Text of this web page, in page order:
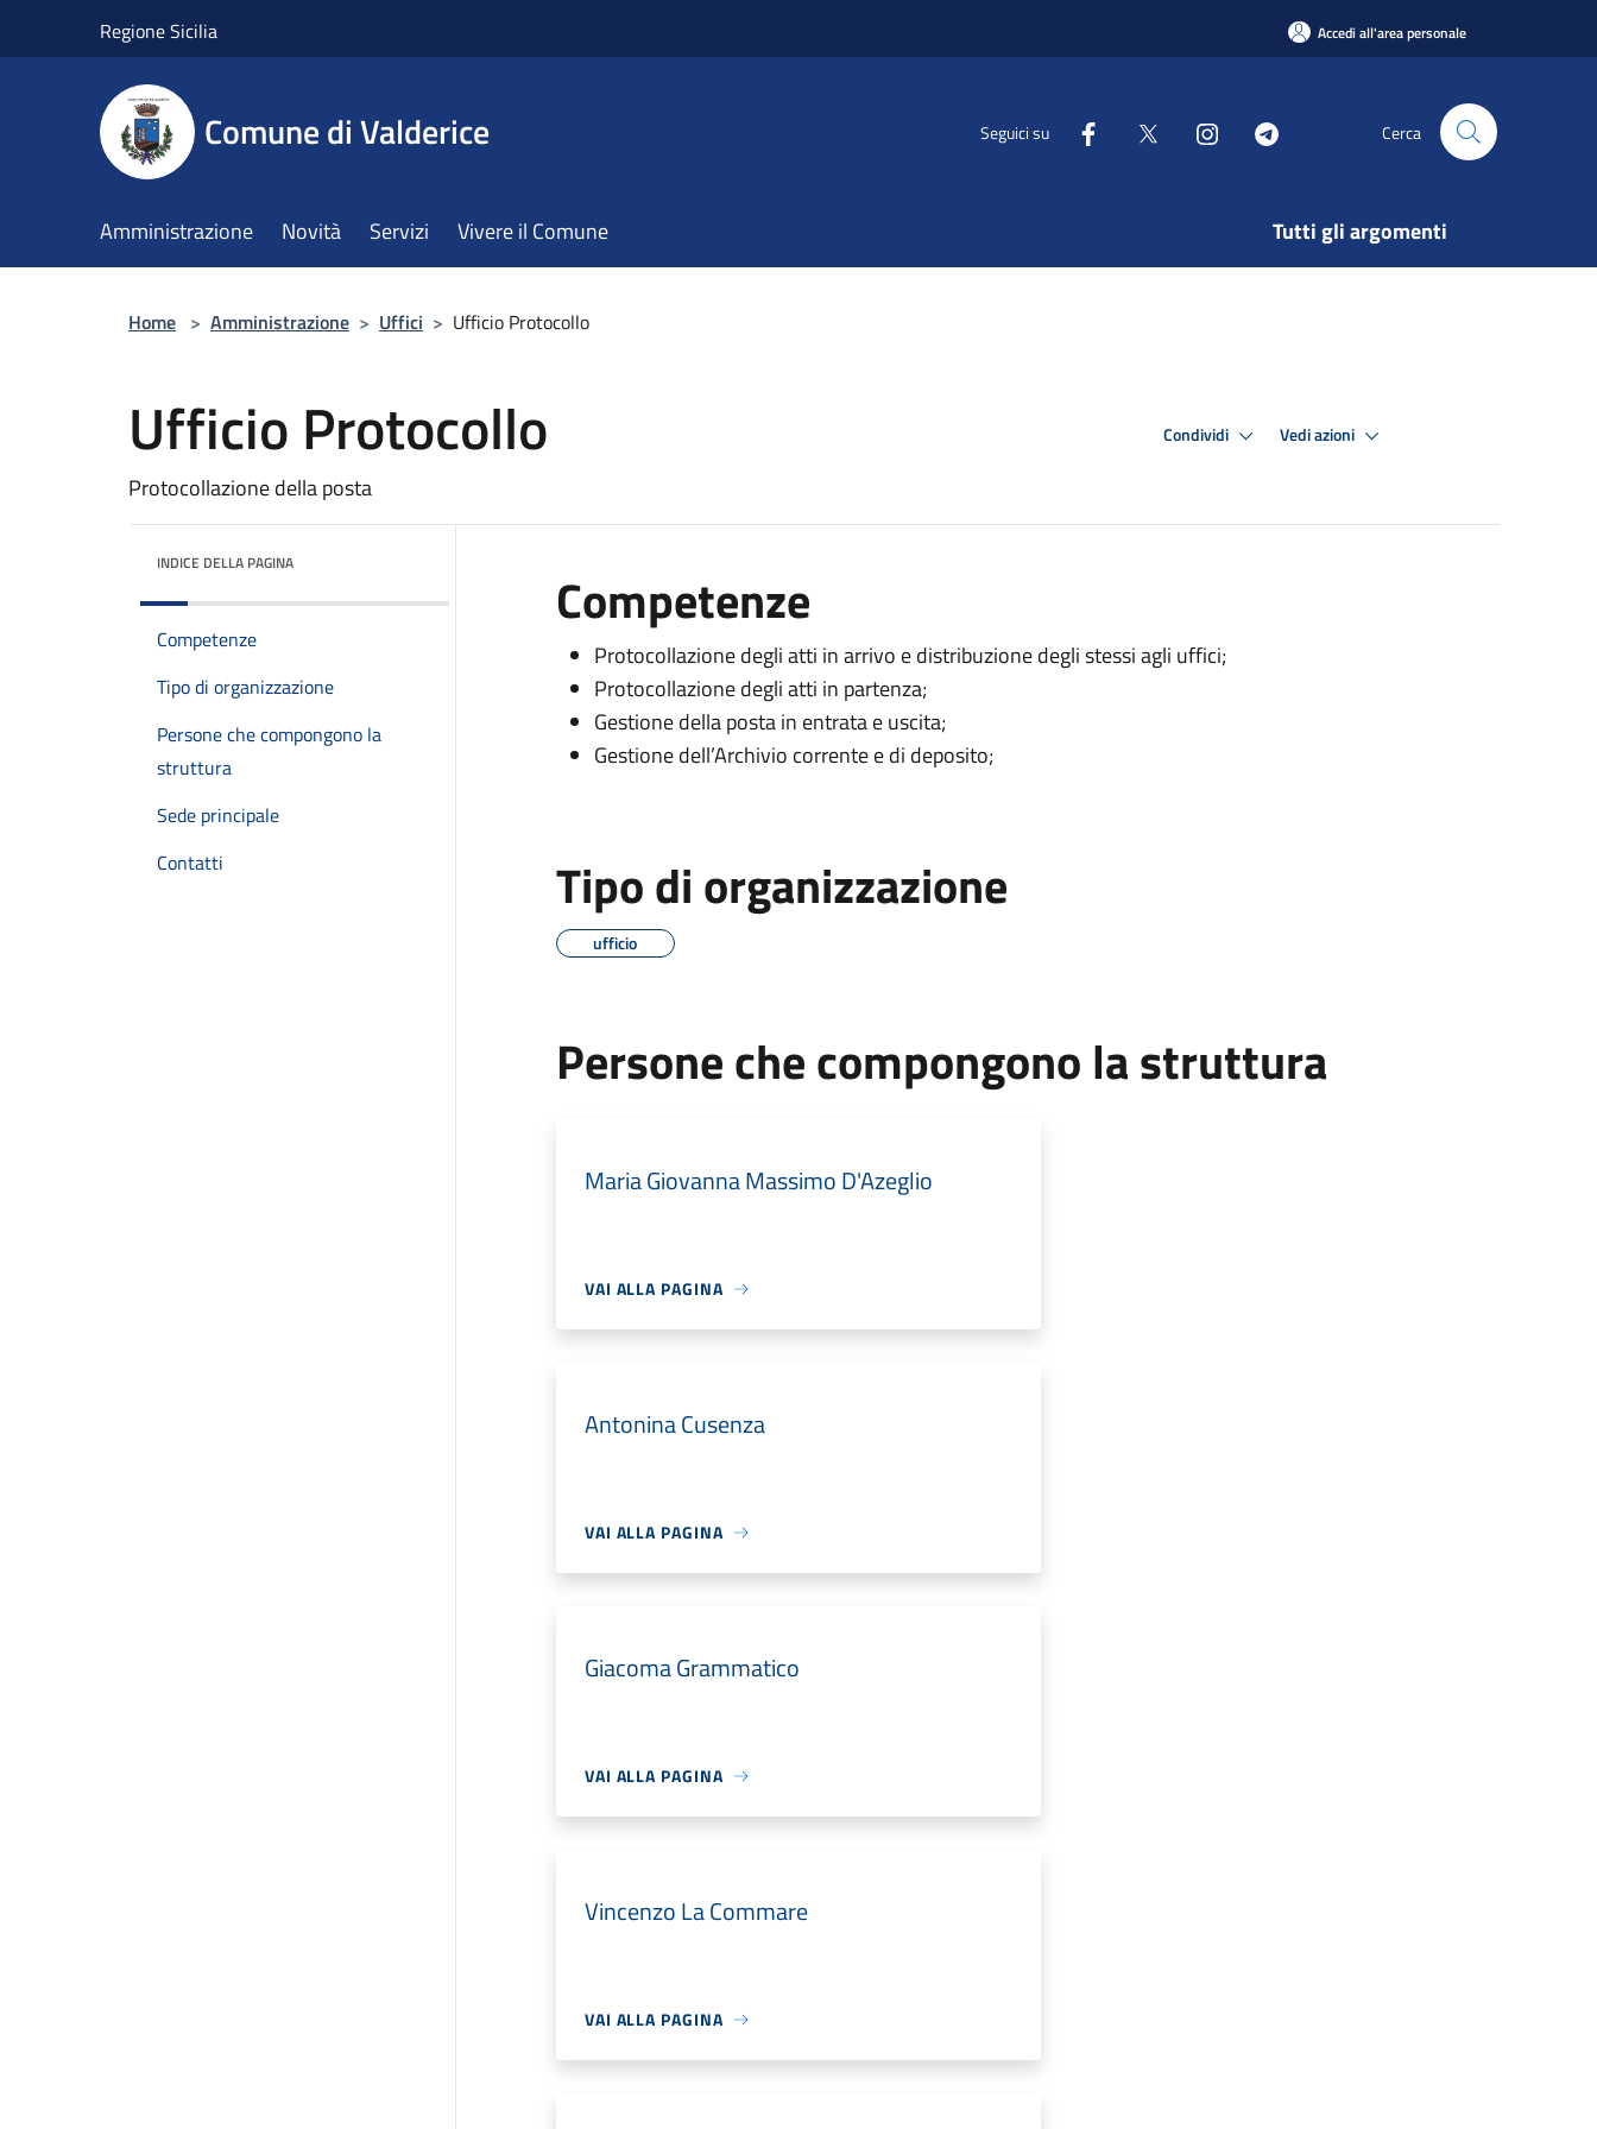
Regione Sicilia Accedi all'area personale
Comune di Valderice Seguici su Cerca
Amministrazione Novità Servizi Vivere il Comune Tutti gli argomenti
Home > Amministrazione > Uffici > Ufficio Protocollo
Ufficio Protocollo
Protocollazione della posta
Condividi Vedi azioni
INDICE DELLA PAGINA
Competenze
Tipo di organizzazione
Persone che compongono la
struttura
Sede principale
Contatti
Competenze
Protocollazione degli atti in arrivo e distribuzione degli stessi agli uffici;
Protocollazione degli atti in partenza;
Gestione della posta in entrata e uscita;
Gestione dell’Archivio corrente e di deposito;
Tipo di organizzazione
ufficio
Persone che compongono la struttura
Maria Giovanna Massimo D'Azeglio
VAI ALLA PAGINA
Antonina Cusenza
VAI ALLA PAGINA
Giacoma Grammatico
VAI ALLA PAGINA
Vincenzo La Commare
VAI ALLA PAGINA